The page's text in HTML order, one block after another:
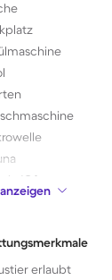
Ofen
erlaubt